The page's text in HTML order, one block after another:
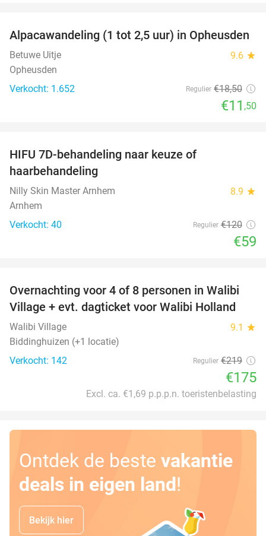
38%
Alpacawandeling (1 tot 2,5 uur) in Opheusden
Betuwe Uitje 9.6 star
Opheusden
Verkocht: 1.652
Regulier €18,50
€11 ,50
HIFU 7D-behandeling naar keuze of
haarbehandeling
Nilly Skin Master Arnhem 8.9 star
Arnhem
Verkocht: 40
Regulier €120
€59
20%
Overnachting voor 4 of 8 personen in Walibi
Village + evt. dagticket voor Walibi Holland
Walibi Village 9.1 star
Biddinghuizen (+1 locatie)
Verkocht: 142
Regulier €219
€175
Excl. ca. €1,69 p.p.p.n. toeristenbelasting
Ontdek de beste vakantie
deals in eigen land!
Bekijk hier